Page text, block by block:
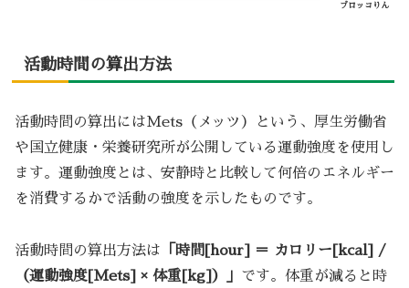
ブロッコりん
活動時間の算出方法
活動時間の算出にはMets（メッツ）という、厚生労働省
や国立健康・栄養研究所が公開している運動強度を使用し
ます。運動強度とは、安静時と比較して何倍のエネルギー
を消費するかで活動の強度を示したものです。
活動時間の算出方法は 「時間[hour] ＝ カロリー[kcal] /
（運動強度[Mets] × 体重[kg]）」 です。体重が減ると時